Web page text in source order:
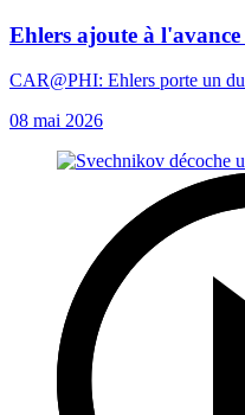
Ehlers ajoute à l'avance
CAR@PHI: Ehlers porte un
08 mai 2026